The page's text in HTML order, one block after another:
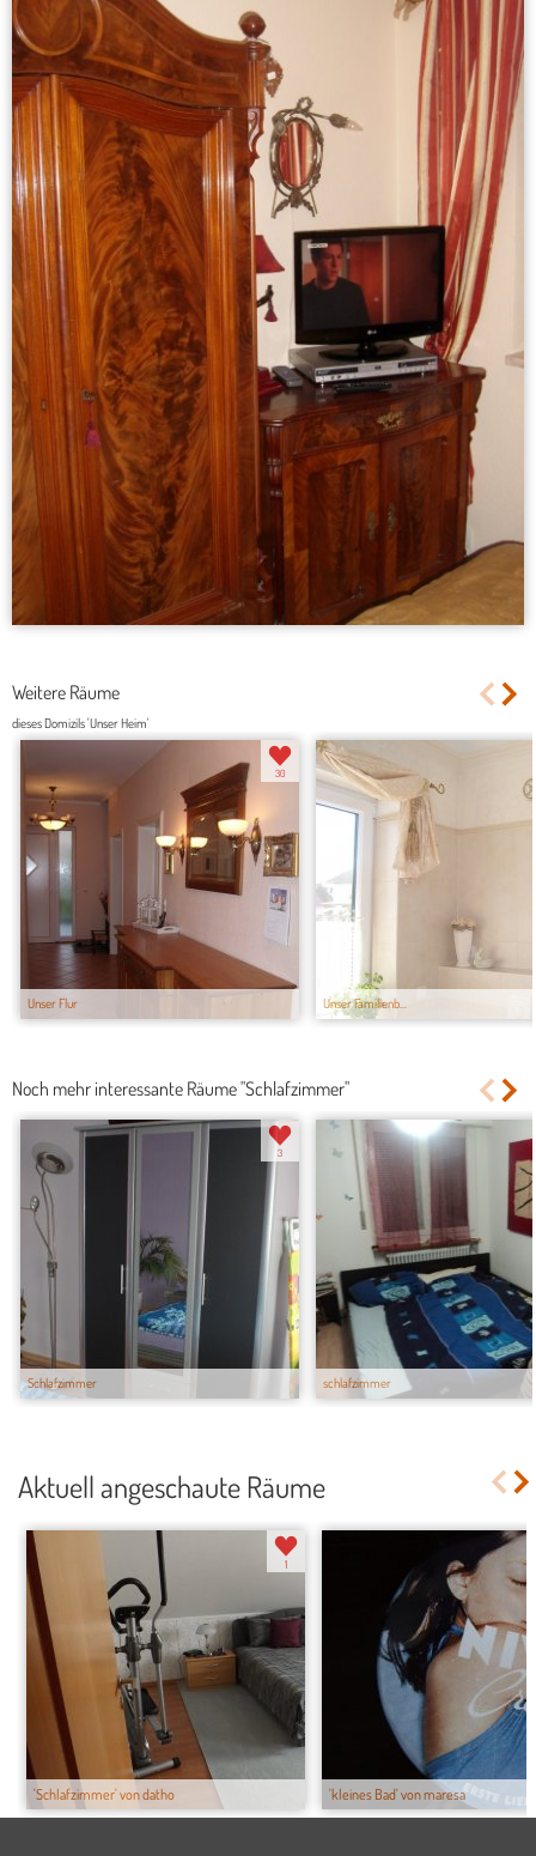
Weitere Räume
dieses Domizils 'Unser Heim'
Unser Flur
30
Unser Familienb...
Noch mehr interessante Räume "Schlafzimmer"
Schlafzimmer
3
schlafzimmer
Aktuell angeschaute Räume
'Schlafzimmer' von datho
1
'kleines Bad' von maresa